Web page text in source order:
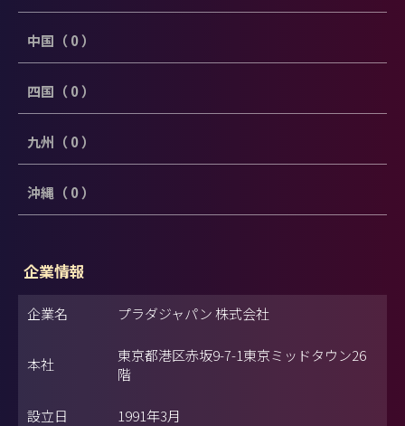
中国（ 0 ）
四国（ 0 ）
九州（ 0 ）
沖縄（ 0 ）
企業情報
企業名 プラダジャパン 株式会社
本社
東京都港区赤坂9-7-1東京ミッドタウン26
階
設立日 1991年3月